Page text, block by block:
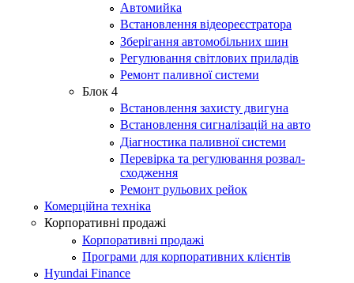
Автомийка
Встановлення відеореєстратора
Зберігання автомобільних шин
Регулювання світлових приладів
Ремонт паливної системи
Блок 4
Встановлення захисту двигуна
Встановлення сигналізацій на авто
Діагностика паливної системи
Перевірка та регулювання розвал-
сходження
Ремонт рульових рейок
Комерційна техніка
Корпоративні продажі
Корпоративні продажі
Програми для корпоративних клієнтів
Hyundai Finance